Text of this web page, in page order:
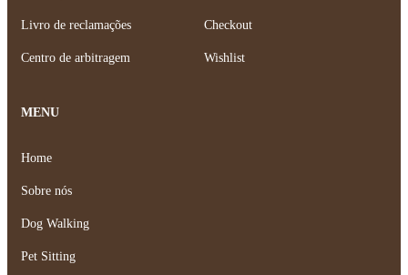
Livro de reclamações
Centro de arbitragem
Checkout
Wishlist
MENU
Home
Sobre nós
Dog Walking
Pet Sitting